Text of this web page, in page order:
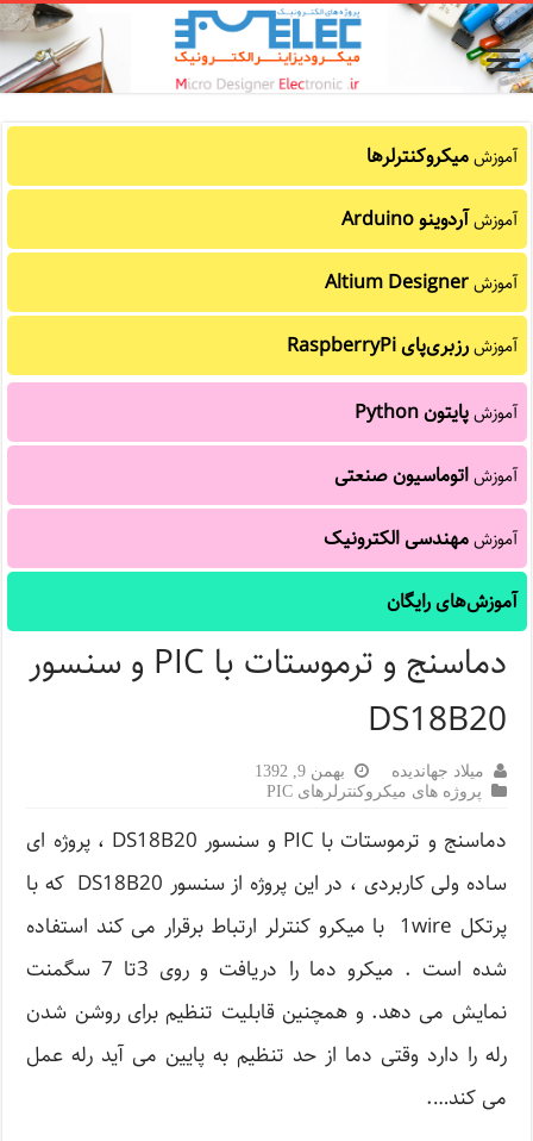
آموزشمیکروکنترلرها
آموزشآردوینو Arduino
آموزشAltium Designer
آموزشرزبری‌پای RaspberryPi
آموزشپایتون Python
آموزشاتوماسیون صنعتی
آموزشمهندسی الکترونیک
آموزش‌های رایگان
دماسنج و ترموستات با PIC و سنسور
DS18B20
میلاد جهاندیده
بهمن 9, 1392
پروژه های میکروکنترلرهای PIC
دماسنج و ترموستات با PIC و سنسور DS18B20 ، پروژه ای
ساده ولی کاربردی ، در این پروژه از سنسور DS18B20 که با
پرتکل 1wire با میکرو کنترلر ارتباط برقرار می کند استفاده
شده است . میکرو دما را دریافت و روی 3تا 7 سگمنت
نمایش می دهد. و همچنین قابلیت تنظیم برای روشن شدن
رله را دارد وقتی دما از حد تنظیم به پایین می آید رله عمل
می کند….